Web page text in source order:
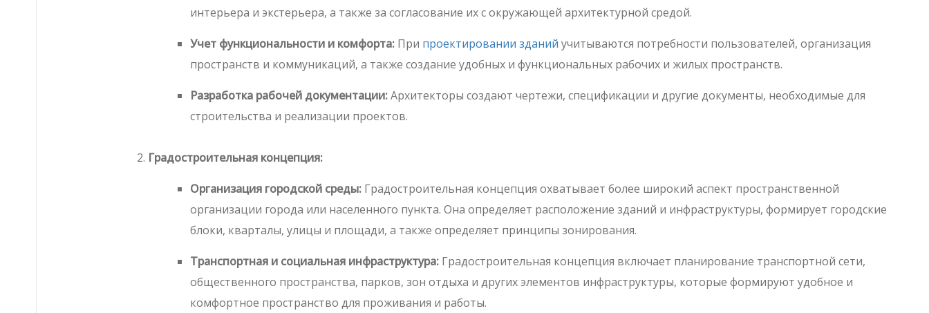
интерьера и экстерьера, а также за согласование их с окружающей архитектурной средой.
Учет функциональности и комфорта: При проектировании зданий учитываются потребности пользователей, организация
пространств и коммуникаций, а также создание удобных и функциональных рабочих и жилых пространств.
Разработка рабочей документации:Архитекторы создают чертежи, спецификации и другие документы, необходимые для
строительства и реализации проектов.
Градостроительная концепция:
Организация городской среды: Градостроительная концепция охватывает более широкий аспект пространственной
организации города или населенного пункта. Она определяет расположение зданий и инфраструктуры, формирует городские
блоки, кварталы, улицы и площади, а также определяет принципы зонирования.
Транспортная и социальная инфраструктура: Градостроительная концепция включает планирование транспортной сети,
общественного пространства, парков, зон отдыха и других элементов инфраструктуры, которые формируют удобное и
комфортное пространство для проживания и работы.